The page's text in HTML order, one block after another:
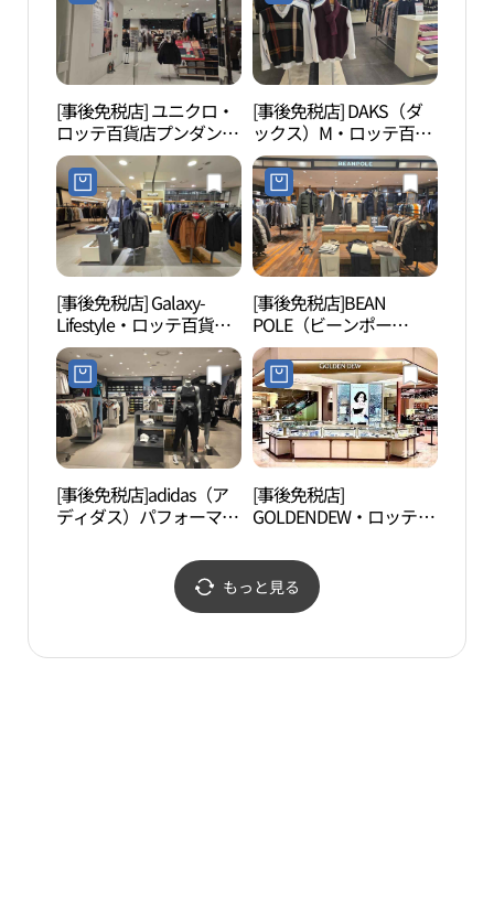
[事後免税店] ユニクロ・
ロッテ百貨店プンダン
（盆唐）店(유니클로 롯
데백화점 분당점)
[事後免税店] DAKS（ダ
ックス）M・ロッテ百貨
店プンダン（盆唐）店
(닥스남성 롯데백화점 분
당점)
[事後免税店] Galaxy-
Lifestyle・ロッテ百貨店
プンダン（盆唐）店(갤
럭시라이프스타일 롯데
백화점 분당점)
[事後免税店]BEAN
POLE（ビーンポー
ル）・ロッテ百貨店プン
ダン（盆唐）店(빈폴 롯
데백화점 분당점)
[事後免税店]adidas（ア
ディダス）パフォーマン
ン（盆唐）店(아디다스
퍼포먼스 롯데백화점 분
[事後免税店]
GOLDENDEW・ロッテ百
(골든듀 롯데백화점 분당
점)
もっと見る